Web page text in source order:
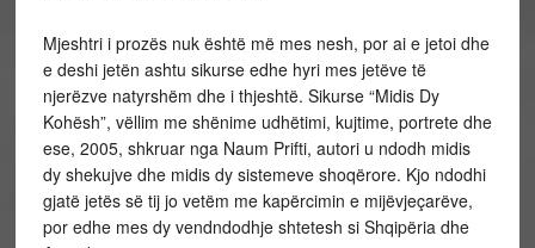
Mjeshtri i prozës nuk është më mes nesh, por ai e jetoi dhe
e deshi jetën ashtu sikurse edhe hyri mes jetëve të
njerëzve natyrshëm dhe i thjeshtë. Sikurse “Midis Dy
Kohësh”, vëllim me shënime udhëtimi, kujtime, portrete dhe
ese, 2005, shkruar nga Naum Prifti, autori u ndodh midis
dy shekujve dhe midis dy sistemeve shoqërore. Kjo ndodhi
gjatë jetës së tij jo vetëm me kapërcimin e mijëvjeçarëve,
por edhe mes dy vendndodhje shtetesh si Shqipëria dhe